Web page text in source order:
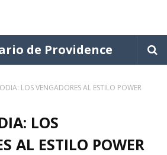
de Providence
LOS VENGADORES AL ESTILO POWER
LOS
AL ESTILO POWER